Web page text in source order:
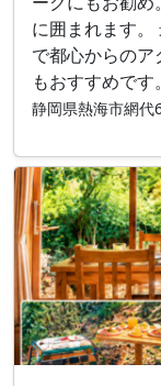
に囲まれます
で都心からの
もおすすめです。
静岡県熱海市網代